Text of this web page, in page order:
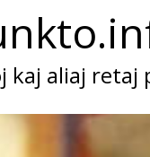
kaj aliaj retaj